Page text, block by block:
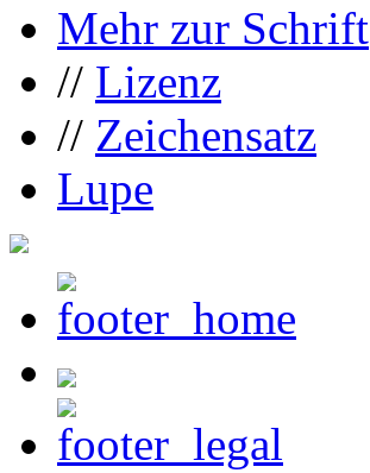
Mehr zur Schrift
// Lizenz
// Zeichensatz
Lupe